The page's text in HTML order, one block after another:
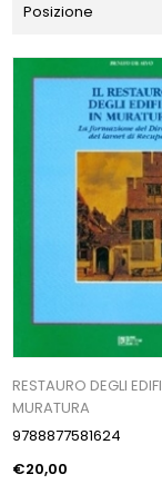
RESTAURO DEGLI
MURATURA
9788877581624
€20,00